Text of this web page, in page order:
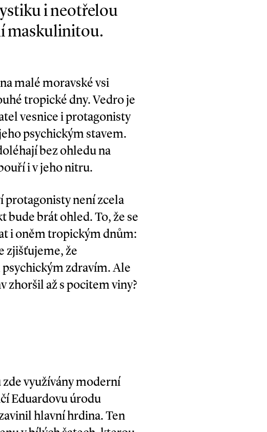
i neotřelou
maskulinitou.
malé moravské vsi
tropické dny. Vedro je
vesnice i protagonisty
psychickým stavem.
bez ohledu na
i v jeho nitru.
protagonisty není zcela
bude brát ohled. To, že se
i oněm tropickým dnům:
zjišťujeme, že
zdravím. Ale
zhoršil až s pocitem viny?
využívány moderní
Eduardovu úrodu
hlavní hrdina. Ten